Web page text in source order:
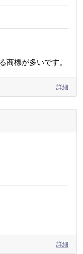
商標が多いです。
詳細
詳細